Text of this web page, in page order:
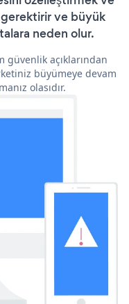
ve büyük
neden olur.
güvenlik açıklarından
büyümeye devam
olasıdır.